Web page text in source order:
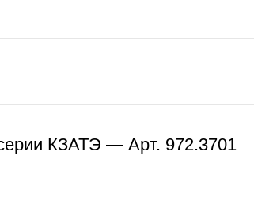
КЗАТЭ — Арт. 972.3701